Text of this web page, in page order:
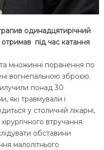
одинадцятирічний
під час катання
множинні поранення по
вогнепальною зброєю.
понад 30
які травмували і
у столичній лікарні,
втручання.
обставини
малолітнього